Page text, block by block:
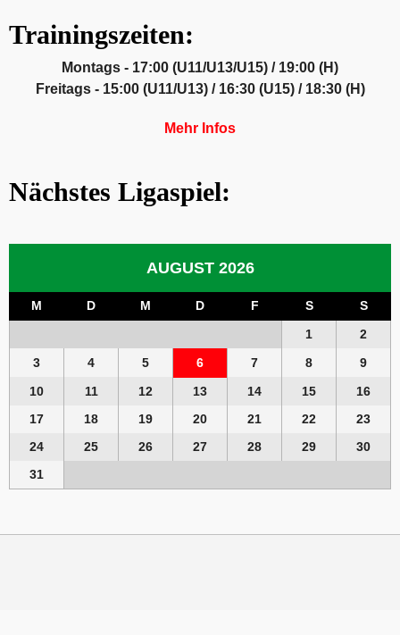
Trainingszeiten:
Montags - 17:00 (U11/U13/U15) / 19:00 (H)
Freitags - 15:00 (U11/U13) / 16:30 (U15) / 18:30 (H)
Mehr Infos
Nächstes Ligaspiel:
AUGUST 2026
M D M D F S
S
1
2
3
4 5 6 7 8
9
10
11 12 13 14 15
16
17
18 19 20 21 22
23
24
25 26 27 28 29
30
31